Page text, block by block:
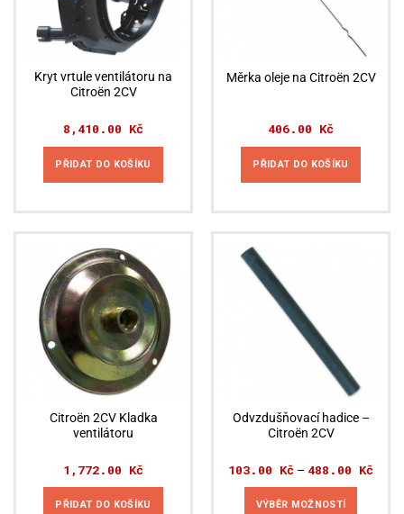
Kryt vrtule ventilátoru na
Citroën 2CV
8,410.00 Kč
PŘIDAT DO KOŠÍKU
Měrka oleje na Citroën 2CV
406.00 Kč
PŘIDAT DO KOŠÍKU
Citroën 2CV Kladka
ventilátoru
1,772.00 Kč
PŘIDAT DO KOŠÍKU
Odvzdušňovací hadice –
Citroën 2CV
103.00 Kč – 488.00 Kč
VÝBĚR MOŽNOSTÍ